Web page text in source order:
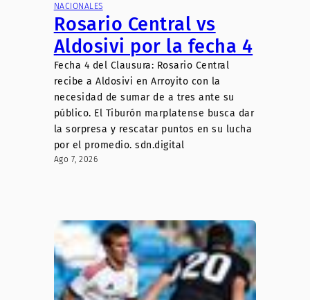
NACIONALES
Rosario Central vs
Aldosivi por la fecha 4
Fecha 4 del Clausura: Rosario Central
recibe a Aldosivi en Arroyito con la
necesidad de sumar de a tres ante su
público. El Tiburón marplatense busca dar
la sorpresa y rescatar puntos en su lucha
por el promedio. sdn.digital
Ago 7, 2026